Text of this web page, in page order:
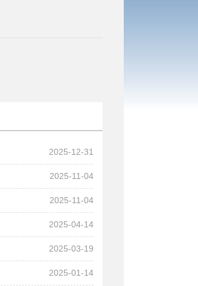
2025-12-31
2025-11-04
2025-11-04
2025-04-14
2025-03-19
2025-01-14